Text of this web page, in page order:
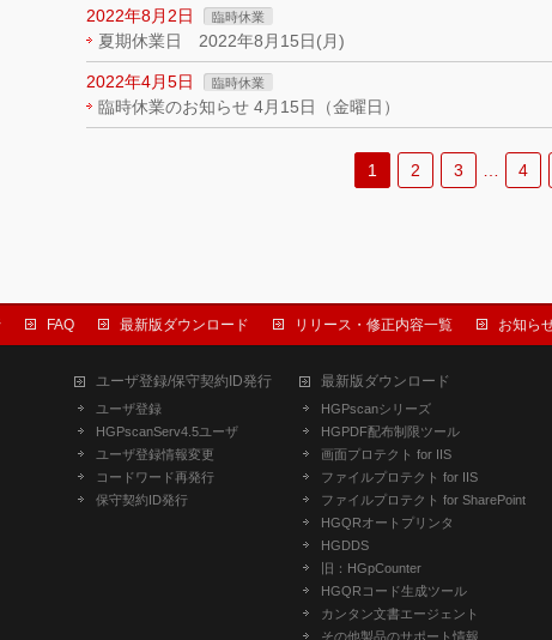
2022年8月2日 臨時休業
夏期休業日 2022年8月15日(月)
2022年4月5日 臨時休業
臨時休業のお知らせ 4月15日（金曜日）
1 2 3 4
FAQ 最新版ダウンロード リリース・修正内容一覧 お知ら
ユーザ登録/保守契約ID発行
ユーザ登録
HGPscanServ4.5ユーザ
ユーザ登録情報変更
コードワード再発行
保守契約ID発行
最新版ダウンロード
HGPscanシリーズ
HGPDF配布制限ツール
画面プロテクト for IIS
ファイルプロテクト for IIS
ファイルプロテクト for SharePoint
HGQRオートプリンタ
HGDDS
旧：HGpCounter
HGQRコード生成ツール
カンタン文書エージェント
その他製品のサポート情報